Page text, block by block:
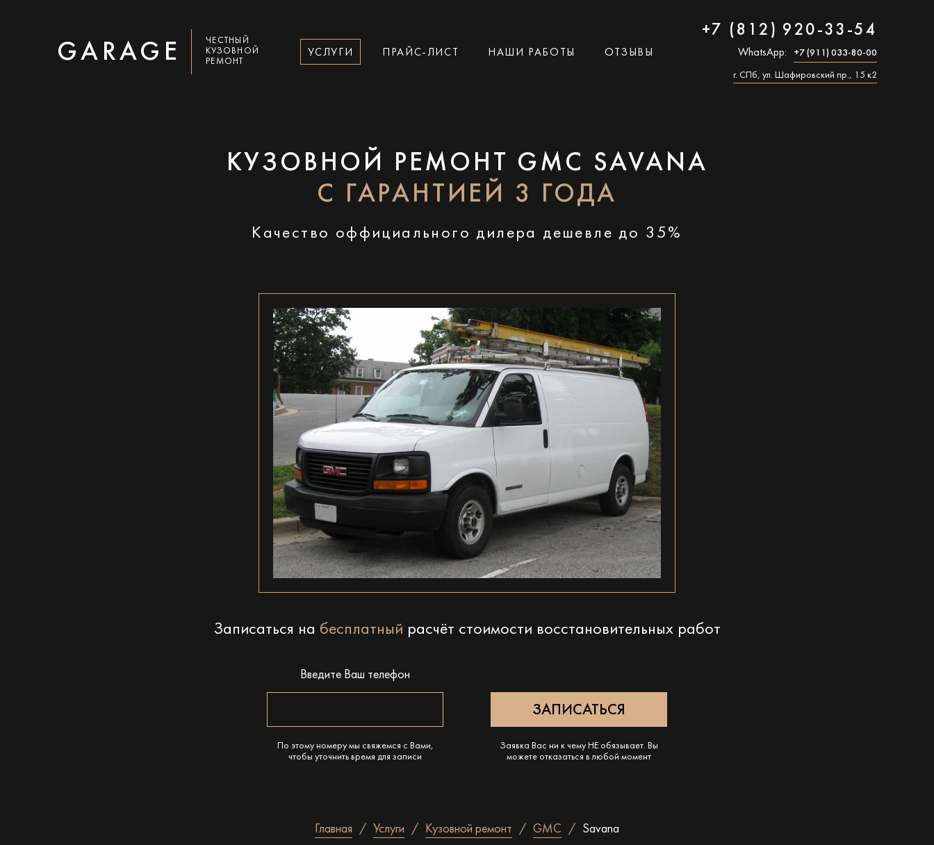
GARAGE
ЧЕСТНЫЙ
КУЗОВНОЙ
РЕМОНТ
УСЛУГИ ПРАЙС-ЛИСТ НАШИ РАБОТЫ ОТЗЫВЫ
+7 (812) 920-33-54
WhatsApp: +7 (911) 033-80-00
г. СПб, ул. Шафировский пр., 15 к2
КУЗОВНОЙ РЕМОНТ GMC SAVANA
С ГАРАНТИЕЙ 3 ГОДА
Качество оффициального дилера дешевле до 35%
Записаться на бесплатный расчёт стоимости восстановительных работ
Введите Ваш телефон
По этому номеру мы свяжемся с Вами,
чтобы уточнить время для записи
Заявка Вас ни к чему НЕ обязывает. Вы
можете отказаться в любой момент
Главная Услуги Кузовной ремонт GMC Savana